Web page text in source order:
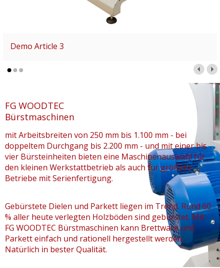
Demo Article 3
FG WOODTEC
Bürstmaschinen
mit Arbeitsbreiten von 250 mm bis 1.100 mm - bei
doppeltem Durchgang bis 2.200 mm - und mit einer bis
vier Bürsteinheiten bieten eine Maschinenauswahl für
den kleinen Werkstattbetrieb als auch für größere
Betriebe mit Serienfertigung.
Gebürstete Dielen und Parkett liegen im Trend. Rund 60
% aller heute verlegten Holzböden sind gebürstet. Mit
FG WOODTEC Bürstmaschinen kann Brettware und
Parkett einfach und rationell hergestellt werden.
Natürlich in bester Qualität.